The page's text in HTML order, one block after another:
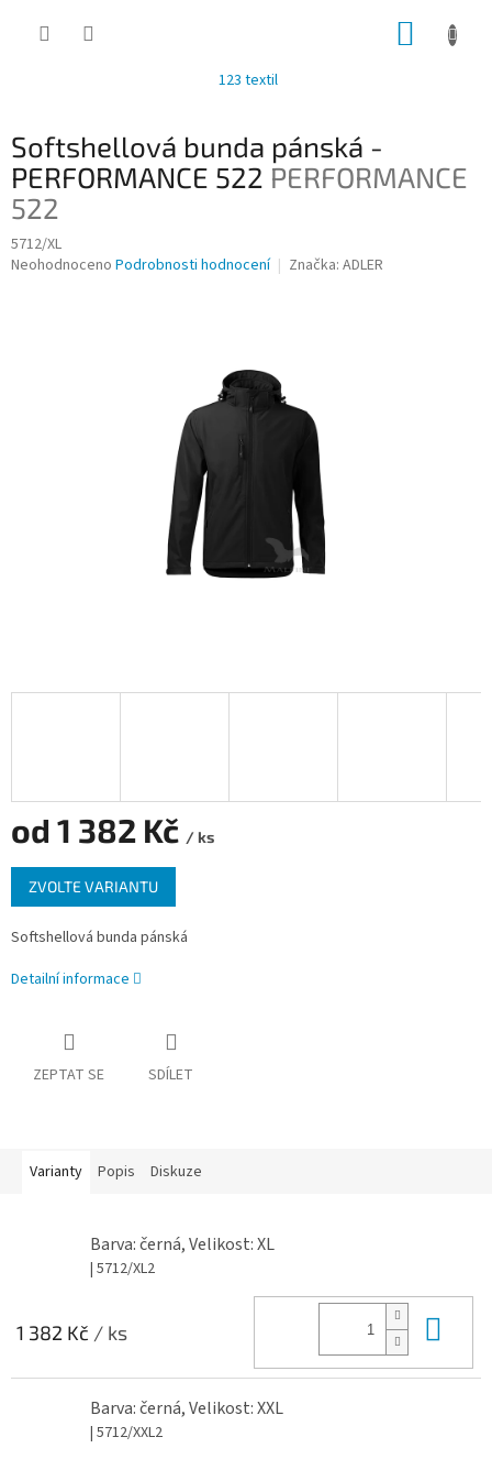
123 textil
Softshellová bunda pánská -
PERFORMANCE 522 PERFORMANCE
522
5712/XL
Průměrné
Neohodnoceno Podrobnosti hodnocení Značka: ADLER
od 1 382 Kč / ks
Měrná
cena:
ZVOLTE VARIANTU
Softshellová bunda pánská
Detailní informace
ZEPTAT SE SDÍLET
Varianty Popis Diskuze
Barva: černá, Velikost: XL
| 5712/XL2
1 382 Kč / ks
Barva: černá, Velikost: XXL
| 5712/XXL2